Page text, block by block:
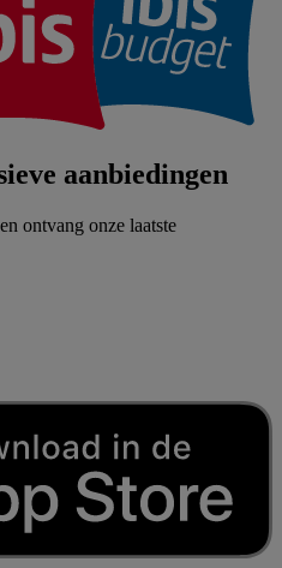
aanbiedingen
ontvang onze laatste